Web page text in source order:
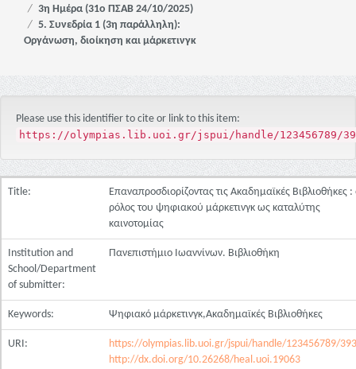
3η Ημέρα (31ο ΠΣΑΒ 24/10/2025)
5. Συνεδρία 1 (3η παράλληλη):
Οργάνωση, διοίκηση και μάρκετινγκ
Please use this identifier to cite or link to this item:
https://olympias.lib.uoi.gr/jspui/handle/123456789/
Title:
Επαναπροσδιορίζοντας τις Ακαδημαϊκές Βιβλιοθήκες :
ρόλος του ψηφιακού μάρκετινγκ ως καταλύτης
καινοτομίας
Institution and
School/Department
of submitter:
Πανεπιστήμιο Ιωαννίνων. Βιβλιοθήκη
Keywords: Ψηφιακό μάρκετινγκ,Ακαδημαϊκές Βιβλιοθήκες
URI:
https://olympias.lib.uoi.gr/jspui/handle/123456789/
http://dx.doi.org/10.26268/heal.uoi.19063